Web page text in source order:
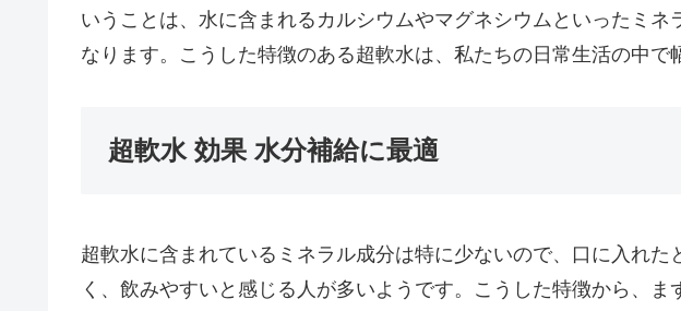
いうことは、水に含まれるカルシウムやマグネシウムといったミネ
なります。こうした特徴のある超軟水は、私たちの日常生活の中で
超軟水 効果 水分補給に最適
超軟水に含まれているミネラル成分は特に少ないので、口に入れた
く、飲みやすいと感じる人が多いようです。こうした特徴から、